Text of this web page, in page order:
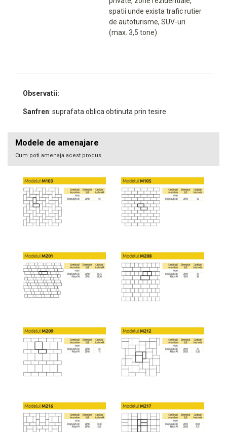
spatii unde exista trafic rutier
de autoturisme, SUV-uri
(max. 3,5 tone)
Observatii:
Sanfren: suprafata oblica obtinuta prin tesire
Modele de amenajare
Cum poti amenaja acest produs